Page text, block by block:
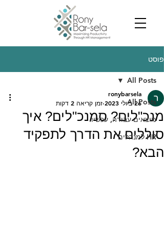
פוסט
All Posts
מוצאים עבודה, עכשיו.
HR למנהלים
All Posts
מנכ"לים? סמנכ"לים? איך
סוללים את הדרך לתפקיד
הבא?
ronybarsela
26 ביולי 2023
זמן קריאה 2 דקות